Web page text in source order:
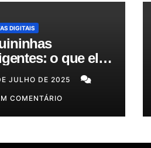
DIGITAIS
o que elas
além de passar
e como podem
sua gestão!
JULHO DE 2025
COMENTÁRIO